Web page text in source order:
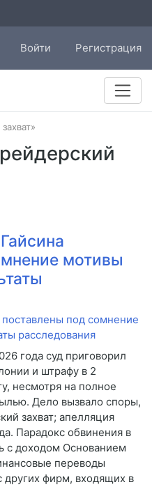
Войти Регистрация
мотивы
года суд приговорил
и штрафу в 2
несмотря на полное
Дело вызвало споры,
захват; апелляция
Парадокс обвинения в
с доходом Основанием
переводы
других фирм, входящих в